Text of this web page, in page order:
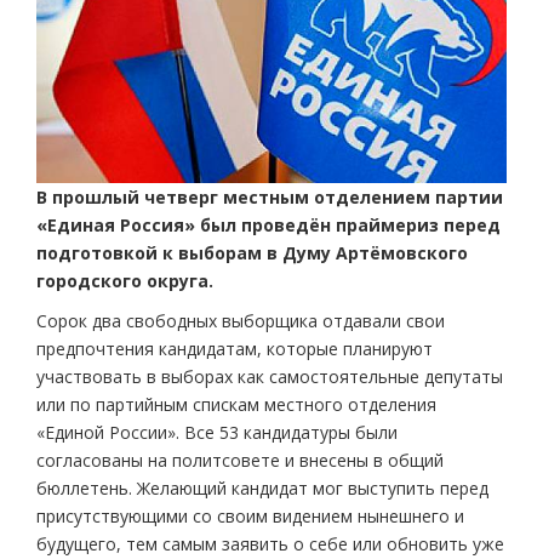
В прошлый четверг местным отделением партии
«Единая Россия» был проведён праймериз перед
подготовкой к выборам в Думу Артёмовского
городского округа.
Сорок два свободных выборщика отдавали свои
предпочтения кандидатам, которые планируют
участвовать в выборах как самостоятельные депутаты
или по партийным спискам местного отделения
«Единой России». Все 53 кандидатуры были
согласованы на политсовете и внесены в общий
бюллетень. Желающий кандидат мог выступить перед
присутствующими со своим видением нынешнего и
будущего, тем самым заявить о себе или обновить уже